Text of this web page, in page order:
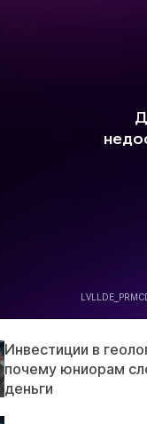
Инвестиции в
почему юниорам
деньги